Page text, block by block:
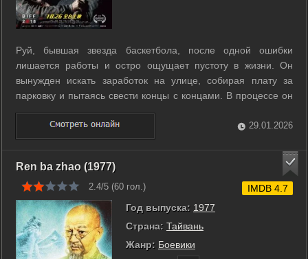
Руй, бывшая звезда баскетбола, после одной ошибки
лишается работы и остро ощущает пустоту в жизни. Он
вынужден искать заработок на улице, собирая плату за
парковку и пытаясь свести концы с концами. В процессе он
начинает врываться в тёмные слои города и наблюдать
чужие тайны. Руй понимает, что это не его мир, но у него
нет другого пути назад. ...
29.01.2026
Ren ba zhao (1977)
2.4/5 (60 гол.)
Год выпуска: 1977
Страна: Тайвань
Жанр: Боевики
IMDB 4.7